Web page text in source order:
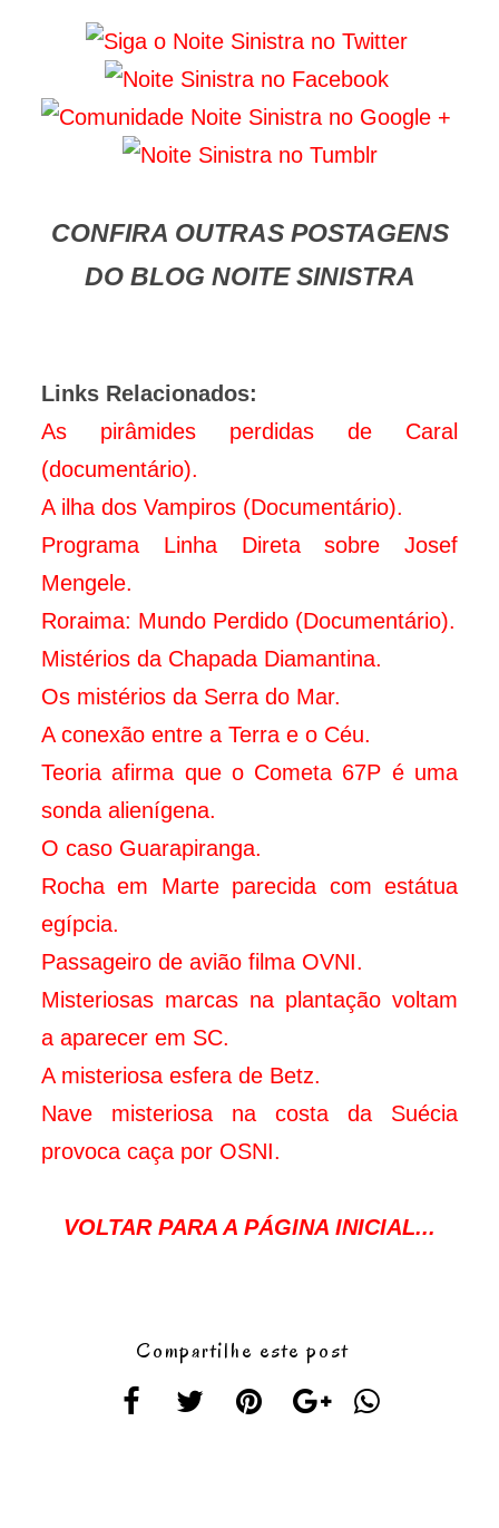
CONFIRA OUTRAS POSTAGENS
DO BLOG NOITE SINISTRA
Links Relacionados:
As pirâmides perdidas de Caral
(documentário).
A ilha dos Vampiros (Documentário).
Programa Linha Direta sobre Josef
Mengele.
Roraima: Mundo Perdido (Documentário).
Mistérios da Chapada Diamantina.
Os mistérios da Serra do Mar.
A conexão entre a Terra e o Céu.
Teoria afirma que o Cometa 67P é uma
sonda alienígena.
O caso Guarapiranga.
Rocha em Marte parecida com estátua
egípcia.
Passageiro de avião filma OVNI.
Misteriosas marcas na plantação voltam
a aparecer em SC.
A misteriosa esfera de Betz.
Nave misteriosa na costa da Suécia
provoca caça por OSNI.
VOLTAR PARA A PÁGINA INICIAL...
Compartilhe este post